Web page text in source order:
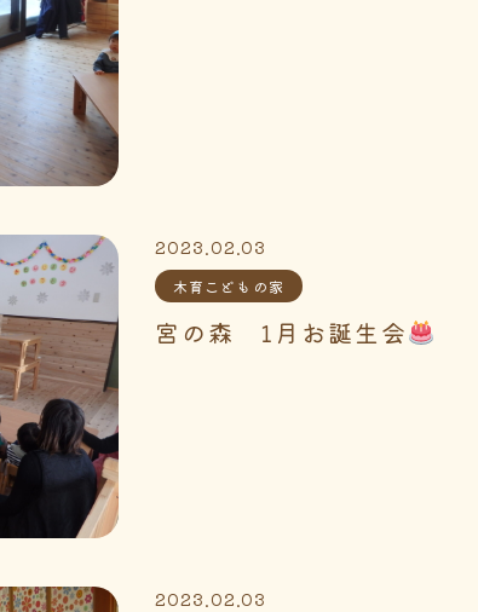
2023.02.03
木育こどもの家
宮の森 1月お誕生会
2023.02.03